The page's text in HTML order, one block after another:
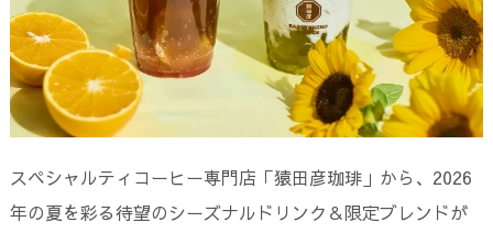
スペシャルティコーヒー専門店「猿田彦珈琲」から、2026
年の夏を彩る待望のシーズナルドリンク＆限定ブレンドが